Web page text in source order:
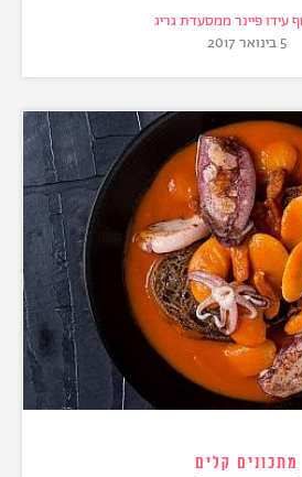
עידו פיינר ממסעדת גריג
5 בינואר 2017
מתכונים קלים